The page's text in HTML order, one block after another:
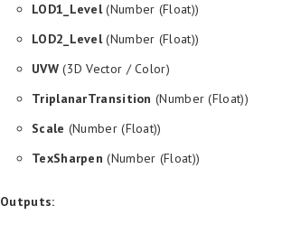
LOD1_Level(Number (Float))
LOD2_Level(Number (Float))
UVW(3D Vector / Color)
TriplanarTransition (Number (Float))
Scale (Number (Float))
TexSharpen (Number (Float))
Outputs: